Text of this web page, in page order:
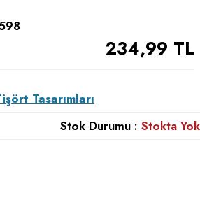
234,99 TL
Tasarımları
Stok Durumu : Stokta Yok